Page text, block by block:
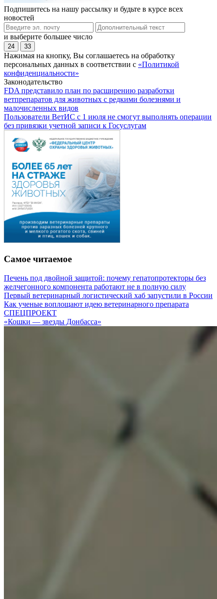
Подпишитесь на нашу рассылку и будьте в курсе всех
новостей
и выберите большее число
24 33
Нажимая на кнопку, Вы соглашаетесь на обработку
персональных данных в соответствии с «Политикой
конфиденциальности»
Законодательство
FDA представило план по расширению разработки
ветпрепаратов для животных с редкими болезнями и
малочисленных видов
Пользователи ВетИС с 1 июля не смогут выполнять операции
без привязки учетной записи к Госуслугам
Самое читаемое
Печень под двойной защитой: почему гепатопротекторы без
желчегонного компонента работают не в полную силу
Первый ветеринарный логистический хаб запустили в России
Как ученые воплощают идею ветеринарного препарата
СПЕЦПРОЕКТ
«Кошки — звезды Донбасса»